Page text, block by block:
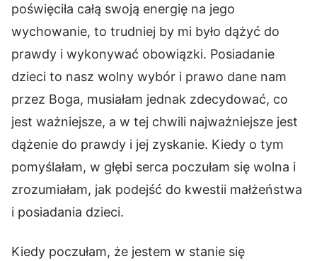
poświęciła całą swoją energię na jego
wychowanie, to trudniej by mi było dążyć do
prawdy i wykonywać obowiązki. Posiadanie
dzieci to nasz wolny wybór i prawo dane nam
przez Boga, musiałam jednak zdecydować, co
jest ważniejsze, a w tej chwili najważniejsze jest
dążenie do prawdy i jej zyskanie. Kiedy o tym
pomyślałam, w głębi serca poczułam się wolna i
zrozumiałam, jak podejść do kwestii małżeństwa
i posiadania dzieci.
Kiedy poczułam, że jestem w stanie się